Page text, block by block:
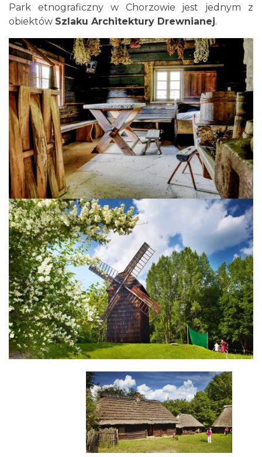
Park etnograficzny w Chorzowie jest jednym z
obiektów Szlaku Architektury Drewnianej.